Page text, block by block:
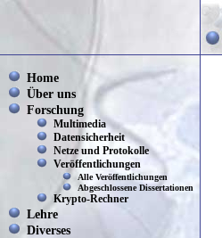
Home
Über uns
Forschung
Multimedia
Datensicherheit
Netze und Protokolle
Veröffentlichungen
Alle Veröffentlichungen
Abgeschlossene Dissertationen
Krypto-Rechner
Lehre
Diverses